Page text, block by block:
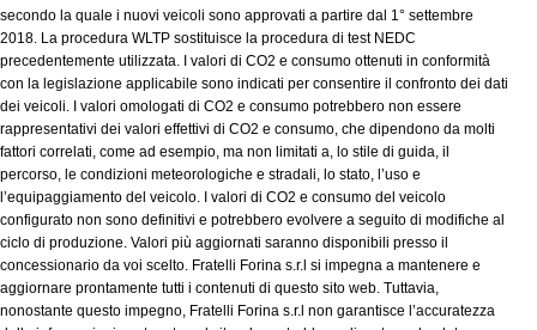
secondo la quale i nuovi veicoli sono approvati a partire dal 1° settembre
2018. La procedura WLTP sostituisce la procedura di test NEDC
precedentemente utilizzata. I valori di CO2 e consumo ottenuti in conformità
con la legislazione applicabile sono indicati per consentire il confronto dei dati
dei veicoli. I valori omologati di CO2 e consumo potrebbero non essere
rappresentativi dei valori effettivi di CO2 e consumo, che dipendono da molti
fattori correlati, come ad esempio, ma non limitati a, lo stile di guida, il
percorso, le condizioni meteorologiche e stradali, lo stato, l’uso e
l’equipaggiamento del veicolo. I valori di CO2 e consumo del veicolo
configurato non sono definitivi e potrebbero evolvere a seguito di modifiche al
ciclo di produzione. Valori più aggiornati saranno disponibili presso il
concessionario da voi scelto. Fratelli Forina s.r.l si impegna a mantenere e
aggiornare prontamente tutti i contenuti di questo sito web. Tuttavia,
nonostante questo impegno, Fratelli Forina s.r.l non garantisce l’accuratezza